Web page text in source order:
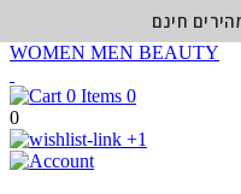
WOMEN MEN BEAUTY
0
0
+1
חינם